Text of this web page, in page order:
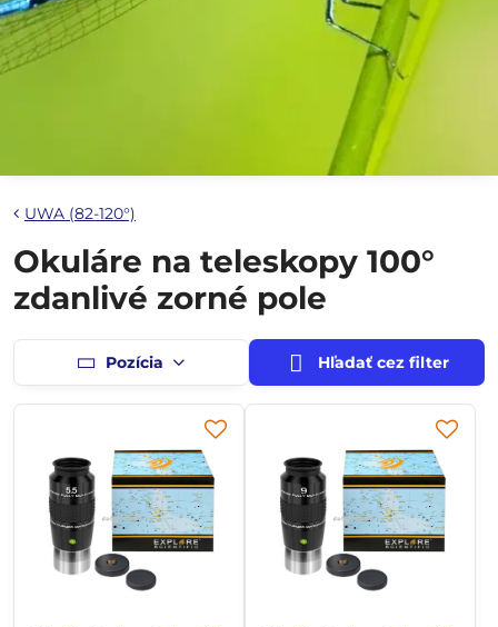
UWA (82-120°)
Okuláre na teleskopy 100°
zdanlivé zorné pole
Pozícia Hľadať cez filter